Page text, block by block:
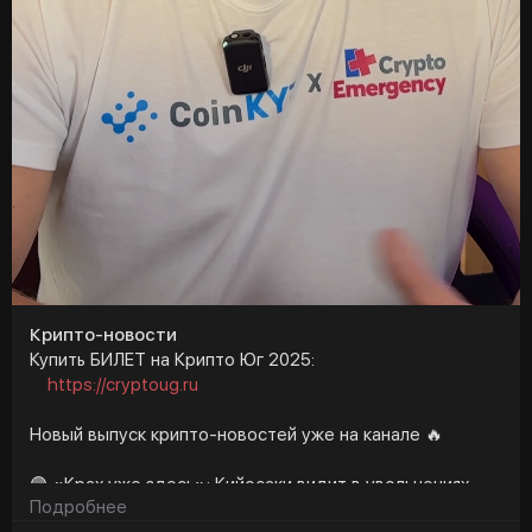
Крипто-новости
Купить БИЛЕТ на Крипто Юг 2025:
https://cryptoug.ru
Новый выпуск крипто-новостей уже на канале 🔥
🟣 «Крах уже здесь»: Кийосаки видит в увольнениях
доказательство, игнорируя собственное падение BTC?
Подробнее